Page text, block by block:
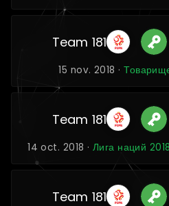
Team 181
15 nov. 2018 ·
Team 181
14 oct. 2018 · Лига наций
Team 181